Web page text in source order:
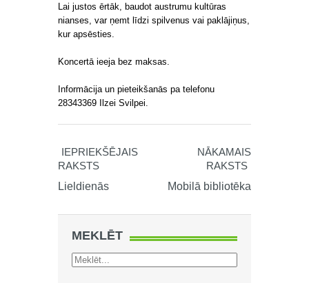
Lai justos ērtāk, baudot austrumu kultūras
nianses, var ņemt līdzi spilvenus vai paklājiņus,
kur apsēsties.
Koncertā ieeja bez maksas.
Informācija un pieteikšanās pa telefonu
28343369 Ilzei Svilpei.
IEPRIEKŠĒJAIS
RAKSTS
Lieldienās
NĀKAMAIS
RAKSTS
Mobilā bibliotēka
MEKLĒT